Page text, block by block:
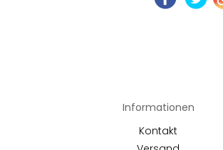
Informationen
Kontakt